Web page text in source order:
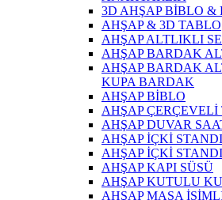
3D AHŞAP BİBLO &
AHŞAP & 3D TABLO
AHŞAP ALTLIKLI
AHŞAP BARDAK
AHŞAP BARDAK
KUPA BARDAK
AHŞAP BİBLO
AHŞAP ÇERÇEVELİ
AHŞAP DUVAR
AHŞAP İÇKİ STANDI
AHŞAP İÇKİ
AHŞAP KAPI SÜSÜ
AHŞAP KUTULU
AHŞAP MASA